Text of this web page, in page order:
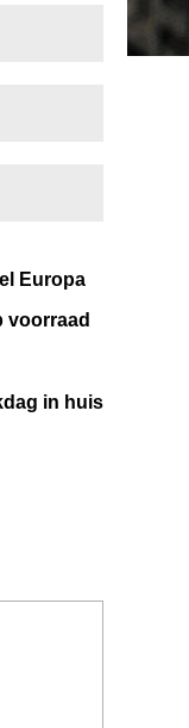
Europa
voorraad
in huis